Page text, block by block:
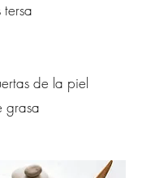
tersa
de la piel
grasa